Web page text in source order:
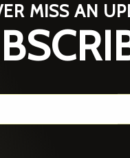
MISS AN